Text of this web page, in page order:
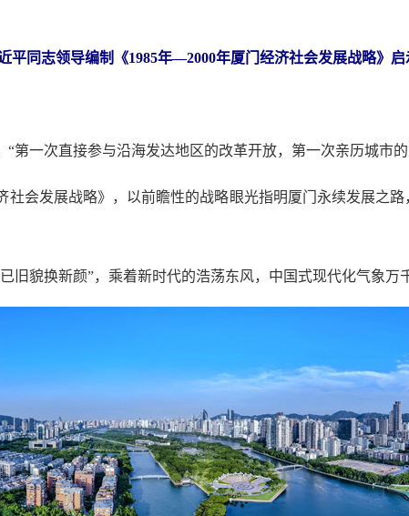
同志领导编制《1985年—2000年厦门经济社会发展战略》启
一次直接参与沿海发达地区的改革开放，第一次亲历城市的
发展战略》，以前瞻性的战略眼光指明厦门永续发展之路
貌换新颜”，乘着新时代的浩荡东风，中国式现代化气象万